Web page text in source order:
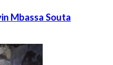
Mbassa Souta